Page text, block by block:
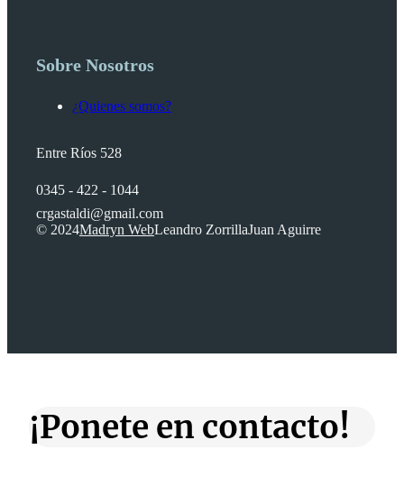
Sobre Nosotros
¿Quienes somos?
Entre Ríos 528
0345 - 422 - 1044
crgastaldi@gmail.com
© 2024Madryn WebLeandro ZorrillaJuan Aguirre
¡Ponete en contacto!